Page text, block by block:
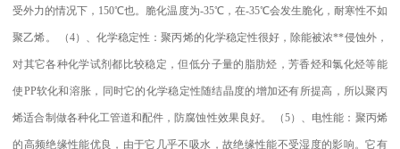
受外力的情况下， 150℃也。脆化温度为-35℃，在-35℃会发生脆化，耐寒性不如
聚乙烯。 （4）、化学稳定性：聚丙烯的化学稳定性很好，除能被浓**侵蚀外，
对其它各种化学试剂都比较稳定，但低分子量的脂肪烃，芳香烃和氯化烃等能
使PP软化和溶胀，同时它的化学稳定性随结晶度的增加还有所提高，所以聚丙
烯适合制做各种化工管道和配件，防腐蚀性效果良好。 （5）、电性能：聚丙烯
的高频绝缘性能优良，由于它几乎不吸水，故绝缘性能不受湿度的影响。它有